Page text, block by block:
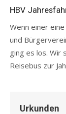
on
HBV
Wenn einer
und
ging es los.
Reisebus zur
Urkunden